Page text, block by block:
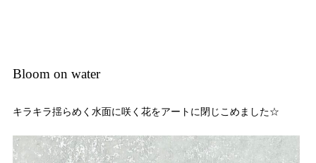
Bloom on water
キラキラ揺らめく水面に咲く花をアートに閉じこめました☆